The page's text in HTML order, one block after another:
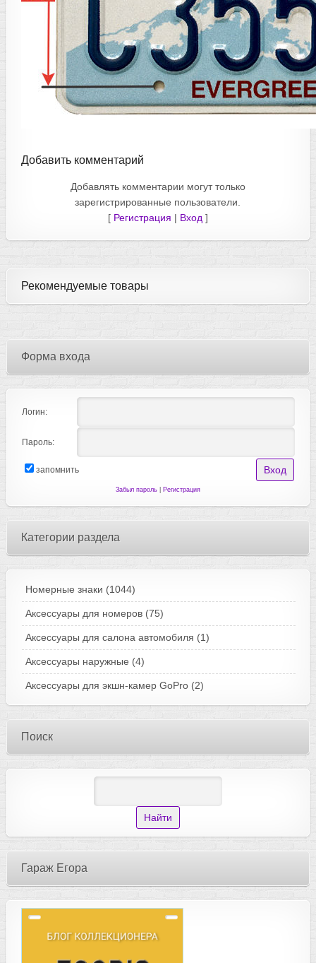
Добавить комментарий
Добавлять комментарии могут только
зарегистрированные пользователи.
[ Регистрация | Вход ]
Рекомендуемые товары
Форма входа
Логин:
Пароль:
запомнить
Забыл пароль| Регистрация
Категории раздела
Номерные знаки (1044)
Аксессуары для номеров (75)
Аксессуары для салона автомобиля (1)
Аксессуары наружные (4)
Аксессуары для экшн-камер GoPro (2)
Поиск
Гараж Егора